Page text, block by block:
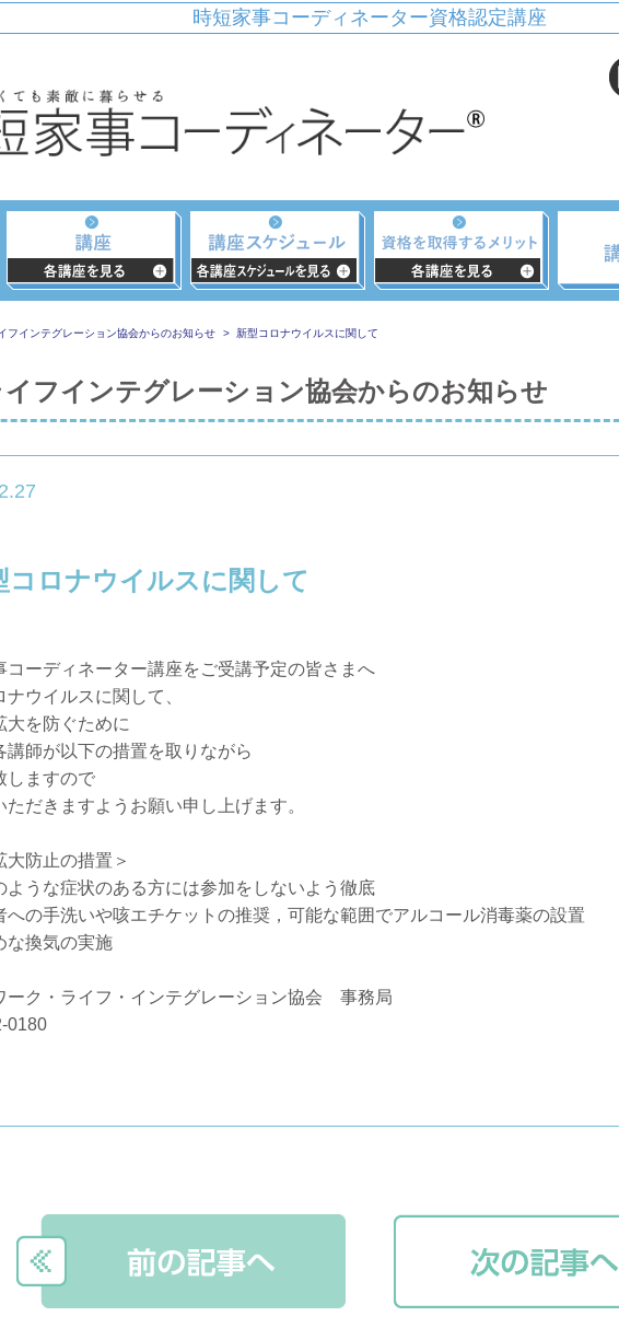
時短家事コーディネーター資格認定講座
フインテグレーション協会からのお知らせ 新型コロナウイルスに関して
イフインテグレーション協会からのお知らせ
コロナウイルスに関して
コーディネーター講座をご受講予定の皆さまへ
ナウイルスに関して、
大を防ぐために
講師が以下の措置を取りながら
しますので
ただきますようお願い申し上げます。
大防止の措置＞
ような症状のある方には参加をしないよう徹底
への手洗いや咳エチケットの推奨，可能な範囲でアルコール消毒薬の設置
な換気の実施
ーク・ライフ・インテグレーション協会 事務局
0180